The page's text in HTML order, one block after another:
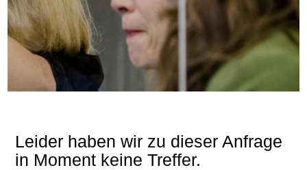
Leider haben wir zu dieser Anfrage
in Moment keine Treffer.